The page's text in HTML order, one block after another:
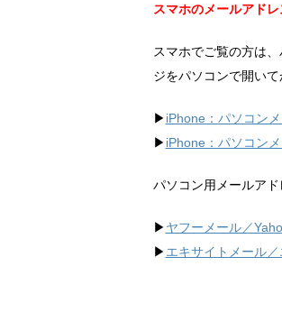
スマホのメールアド
スマホでご覧の方は
ジをパソコンで開いて
▶︎ iPhone：パソコン
▶︎ iPhone：パソコン
パソコン用メールア
▶︎ ヤフーメール／
▶︎ エキサイトメール